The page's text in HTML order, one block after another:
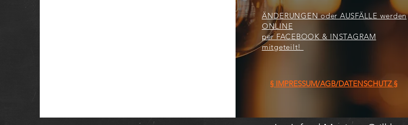
ÄNDERUNGEN oder AUSFÄLLE werden
ONLINE
per FACEBOOK & INSTAGRAM
mitgeteilt!
§ IMPRESSUM/AGB/DATENSCHUTZ §